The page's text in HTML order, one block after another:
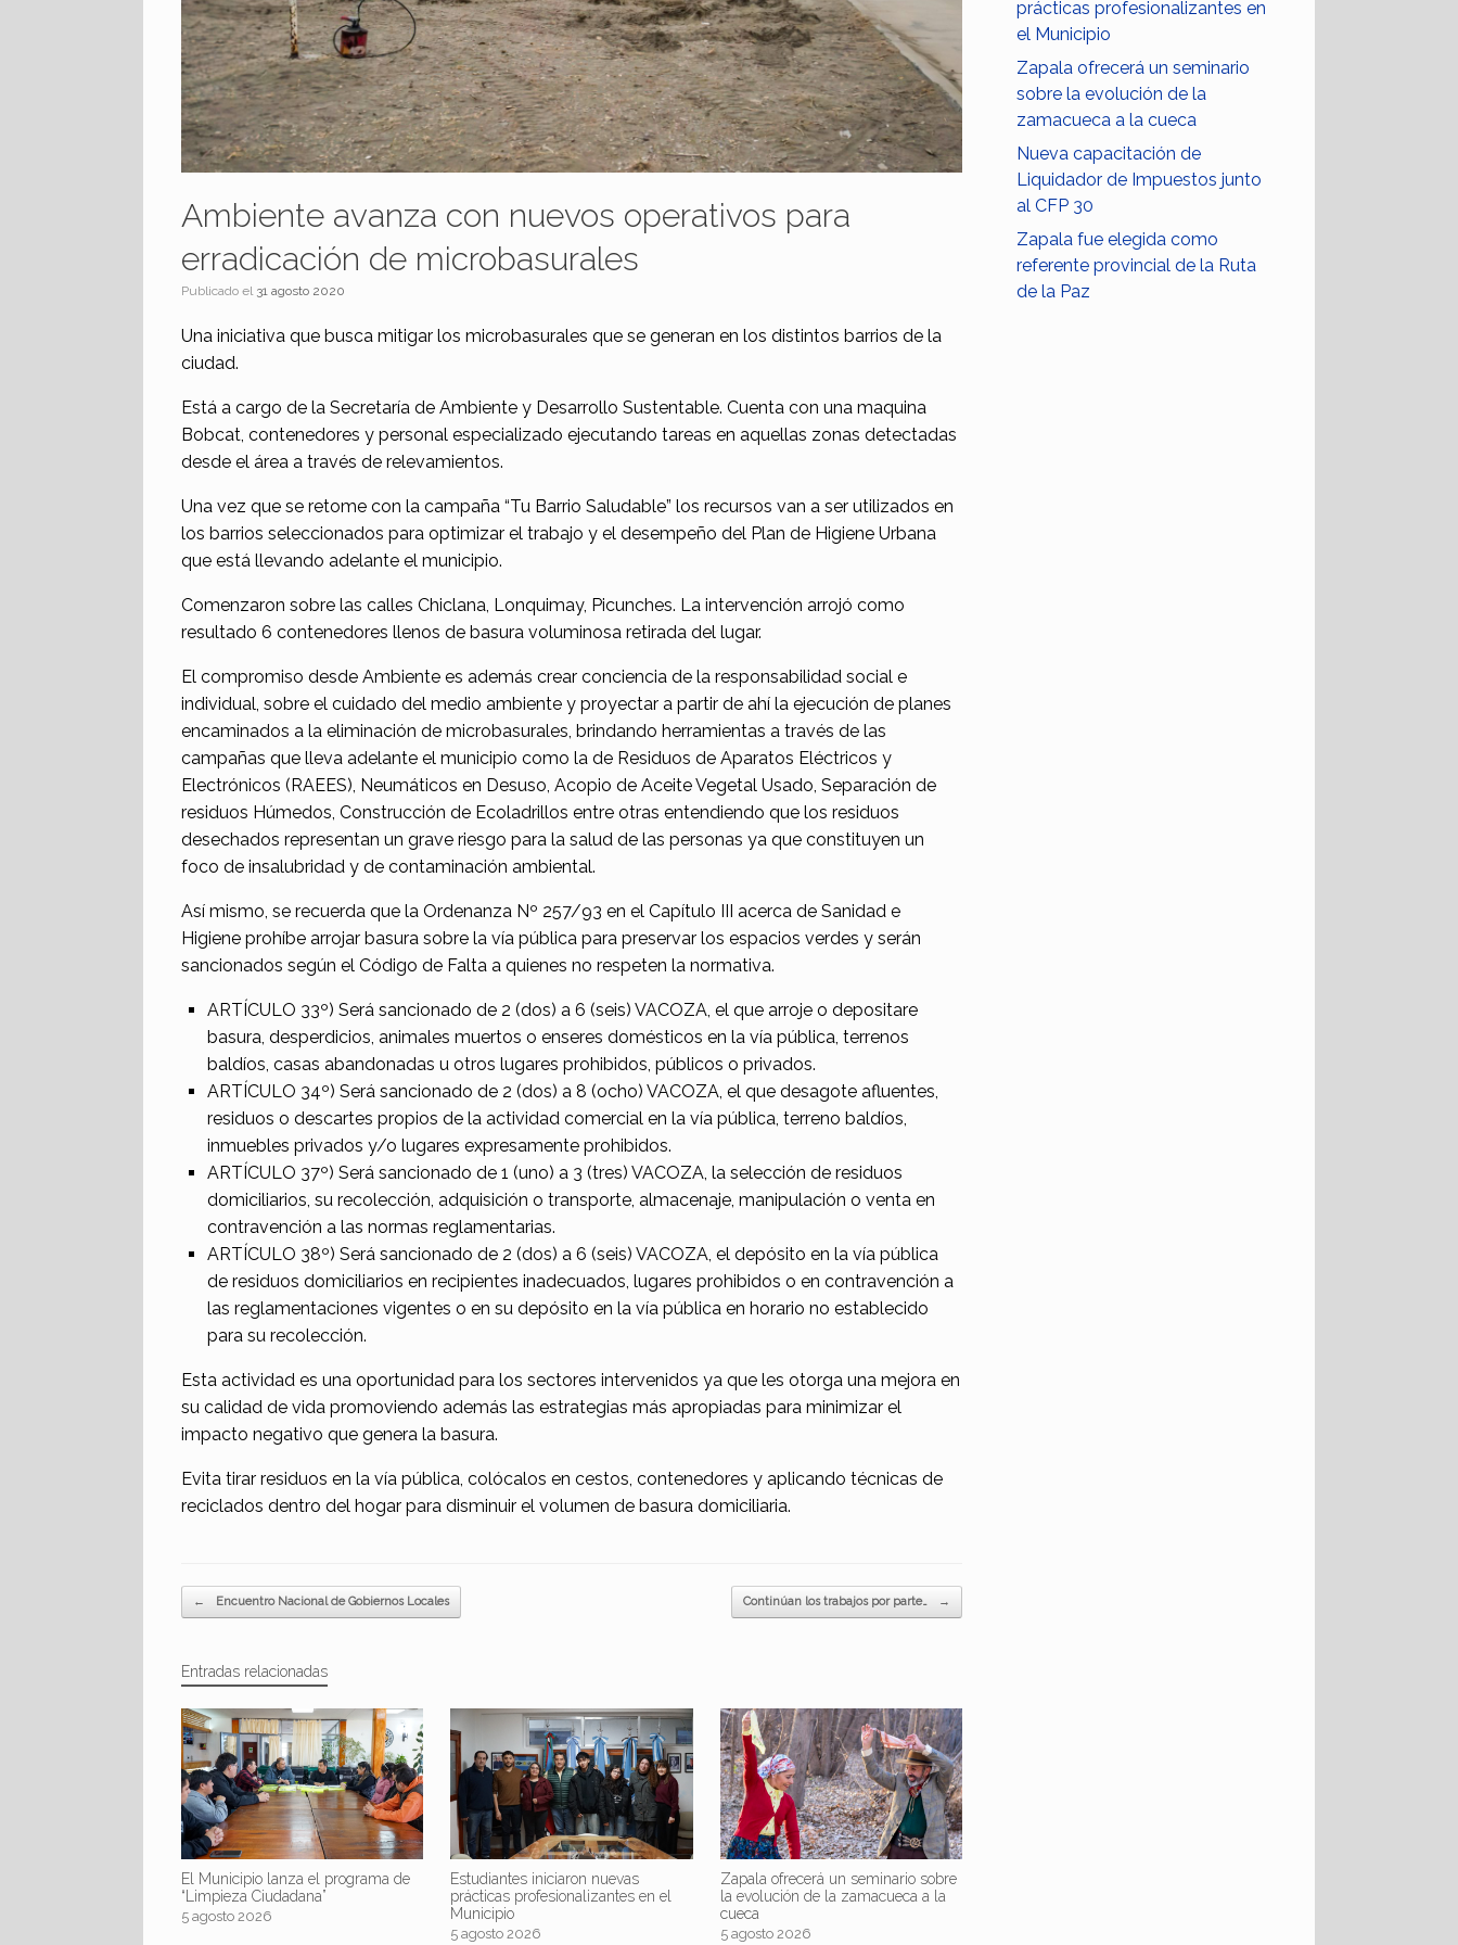
Ambiente avanza con nuevos operativos para
erradicación de microbasurales
Publicado el 31 agosto 2020
Una iniciativa que busca mitigar los microbasurales que se generan en los distintos barrios de la
ciudad.
Está a cargo de la Secretaría de Ambiente y Desarrollo Sustentable. Cuenta con una maquina
Bobcat, contenedores y personal especializado ejecutando tareas en aquellas zonas detectadas
desde el área a través de relevamientos.
Una vez que se retome con la campaña “Tu Barrio Saludable” los recursos van a ser utilizados en
los barrios seleccionados para optimizar el trabajo y el desempeño del Plan de Higiene Urbana
que está llevando adelante el municipio.
Comenzaron sobre las calles Chiclana, Lonquimay, Picunches. La intervención arrojó como
resultado 6 contenedores llenos de basura voluminosa retirada del lugar.
El compromiso desde Ambiente es además crear conciencia de la responsabilidad social e
individual, sobre el cuidado del medio ambiente y proyectar a partir de ahí la ejecución de planes
encaminados a la eliminación de microbasurales, brindando herramientas a través de las
campañas que lleva adelante el municipio como la de Residuos de Aparatos Eléctricos y
Electrónicos (RAEES), Neumáticos en Desuso, Acopio de Aceite Vegetal Usado, Separación de
residuos Húmedos, Construcción de Ecoladrillos entre otras entendiendo que los residuos
desechados representan un grave riesgo para la salud de las personas ya que constituyen un
foco de insalubridad y de contaminación ambiental.
Así mismo, se recuerda que la Ordenanza Nº 257/93 en el Capítulo III acerca de Sanidad e
Higiene prohíbe arrojar basura sobre la vía pública para preservar los espacios verdes y serán
sancionados según el Código de Falta a quienes no respeten la normativa.
ARTÍCULO 33º) Será sancionado de 2 (dos) a 6 (seis) VACOZA, el que arroje o depositare
basura, desperdicios, animales muertos o enseres domésticos en la vía pública, terrenos
baldíos, casas abandonadas u otros lugares prohibidos, públicos o privados.
ARTÍCULO 34º) Será sancionado de 2 (dos) a 8 (ocho) VACOZA, el que desagote afluentes,
residuos o descartes propios de la actividad comercial en la vía pública, terreno baldíos,
inmuebles privados y/o lugares expresamente prohibidos.
ARTÍCULO 37º) Será sancionado de 1 (uno) a 3 (tres) VACOZA, la selección de residuos
domiciliarios, su recolección, adquisición o transporte, almacenaje, manipulación o venta en
contravención a las normas reglamentarias.
ARTÍCULO 38º) Será sancionado de 2 (dos) a 6 (seis) VACOZA, el depósito en la vía pública
de residuos domiciliarios en recipientes inadecuados, lugares prohibidos o en contravención a
las reglamentaciones vigentes o en su depósito en la vía pública en horario no establecido
para su recolección.
Esta actividad es una oportunidad para los sectores intervenidos ya que les otorga una mejora en
su calidad de vida promoviendo además las estrategias más apropiadas para minimizar el
impacto negativo que genera la basura.
Evita tirar residuos en la vía pública, colócalos en cestos, contenedores y aplicando técnicas de
reciclados dentro del hogar para disminuir el volumen de basura domiciliaria.
Navegador de artículos
← Encuentro Nacional de Gobiernos Locales Continúan los trabajos por parte… →
Entradas relacionadas
El Municipio lanza el programa de
“Limpieza Ciudadana”
5 agosto 2026
Estudiantes iniciaron nuevas
prácticas profesionalizantes en el
Municipio
5 agosto 2026
Zapala ofrecerá un seminario sobre
la evolución de la zamacueca a la
cueca
5 agosto 2026
prácticas profesionalizantes en
el Municipio
Zapala ofrecerá un seminario
sobre la evolución de la
zamacueca a la cueca
Nueva capacitación de
Liquidador de Impuestos junto
al CFP 30
Zapala fue elegida como
referente provincial de la Ruta
de la Paz